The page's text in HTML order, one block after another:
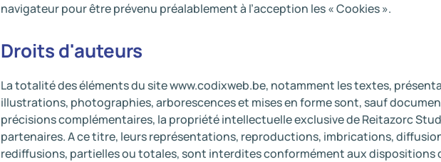
navigateur pour être prévenu préalablement à l’acception les « Cookies ».
Droits d'auteurs
La totalité des éléments du site www.codixweb.be, notamment les textes,
illustrations, photographies, arborescences et mises en forme sont, sauf
précisions complémentaires, la propriété intellectuelle exclusive de Reitazorc
partenaires. A ce titre, leurs représentations, reproductions, imbrications,
rediffusions, partielles ou totales, sont interdites conformément aux dispositions